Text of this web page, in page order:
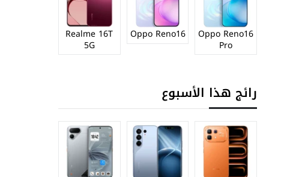
Oppo Reno16
Pro
Oppo Reno16
Realme 16T
5G
رائج هذا الأسبوع